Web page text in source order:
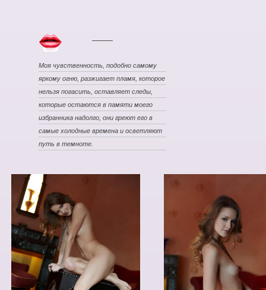
Моя чувственность, подобно самому
яркому огню, разжигает пламя, которое
нельзя погасить, оставляет следы,
которые остаются в памяти моего
избранника надолго, они греют его в
самые холодные времена и осветляют
путь в темноте.